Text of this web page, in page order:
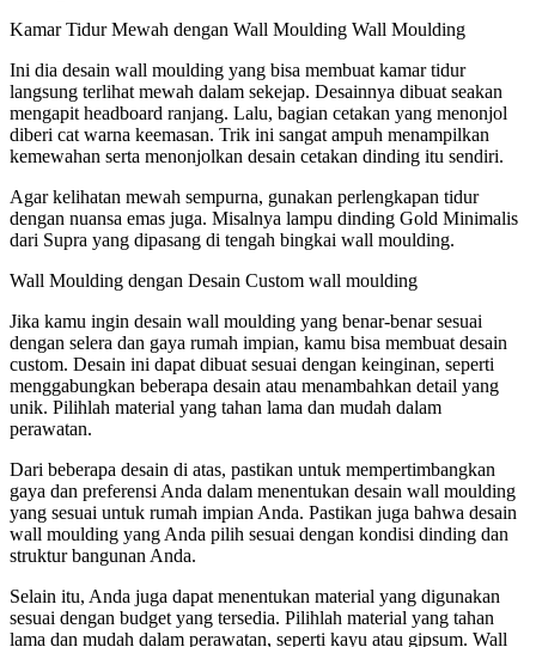
Kamar Tidur Mewah dengan Wall Moulding Wall Moulding
Ini dia desain wall moulding yang bisa membuat kamar tidur
langsung terlihat mewah dalam sekejap. Desainnya dibuat seakan
mengapit headboard ranjang. Lalu, bagian cetakan yang menonjol
diberi cat warna keemasan. Trik ini sangat ampuh menampilkan
kemewahan serta menonjolkan desain cetakan dinding itu sendiri.
Agar kelihatan mewah sempurna, gunakan perlengkapan tidur
dengan nuansa emas juga. Misalnya lampu dinding Gold Minimalis
dari Supra yang dipasang di tengah bingkai wall moulding.
Wall Moulding dengan Desain Custom wall moulding
Jika kamu ingin desain wall moulding yang benar-benar sesuai
dengan selera dan gaya rumah impian, kamu bisa membuat desain
custom. Desain ini dapat dibuat sesuai dengan keinginan, seperti
menggabungkan beberapa desain atau menambahkan detail yang
unik. Pilihlah material yang tahan lama dan mudah dalam
perawatan.
Dari beberapa desain di atas, pastikan untuk mempertimbangkan
gaya dan preferensi Anda dalam menentukan desain wall moulding
yang sesuai untuk rumah impian Anda. Pastikan juga bahwa desain
wall moulding yang Anda pilih sesuai dengan kondisi dinding dan
struktur bangunan Anda.
Selain itu, Anda juga dapat menentukan material yang digunakan
sesuai dengan budget yang tersedia. Pilihlah material yang tahan
lama dan mudah dalam perawatan, seperti kayu atau gipsum. Wall